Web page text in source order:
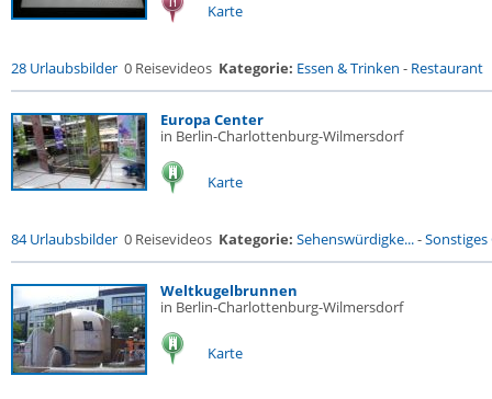
Karte
28 Urlaubsbilder 0 Reisevideos Kategorie: Essen & Trinken - Restaurant
Europa Center
in Berlin-Charlottenburg-Wilmersdorf
Karte
84 Urlaubsbilder 0 Reisevideos Kategorie: Sehenswürdigke...-
Weltkugelbrunnen
in Berlin-Charlottenburg-Wilmersdorf
Karte